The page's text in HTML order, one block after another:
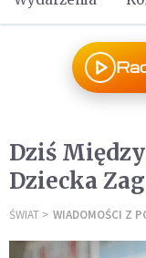
Dziś
Dziecka
ŚWIAT WIADOMOŚCI Z